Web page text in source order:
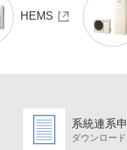
HEMS
系統連系
ダウンロード